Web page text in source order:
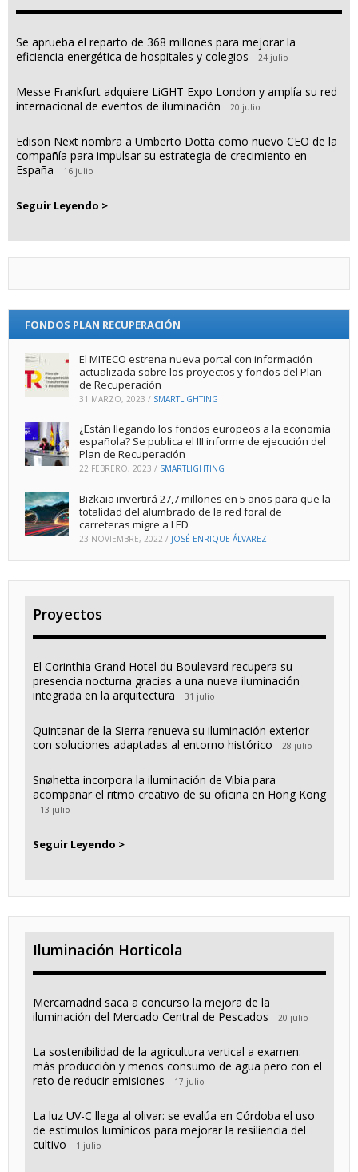
Se aprueba el reparto de 368 millones para mejorar la
eficiencia energética de hospitales y colegios
24 julio
Messe Frankfurt adquiere LiGHT Expo London y amplía su red
internacional de eventos de iluminación
20 julio
Edison Next nombra a Umberto Dotta como nuevo CEO de la
compañía para impulsar su estrategia de crecimiento en
España
16 julio
Seguir Leyendo >
FONDOS PLAN RECUPERACIÓN
El MITECO estrena nueva portal con información
actualizada sobre los proyectos y fondos del Plan
de Recuperación
31 MARZO, 2023 / SMARTLIGHTING
¿Están llegando los fondos europeos a la economía
española? Se publica el III informe de ejecución del
Plan de Recuperación
22 FEBRERO, 2023 / SMARTLIGHTING
Bizkaia invertirá 27,7 millones en 5 años para que la
totalidad del alumbrado de la red foral de
carreteras migre a LED
23 NOVIEMBRE, 2022 / JOSÉ ENRIQUE ÁLVAREZ
Proyectos
El Corinthia Grand Hotel du Boulevard recupera su
presencia nocturna gracias a una nueva iluminación
integrada en la arquitectura
31 julio
Quintanar de la Sierra renueva su iluminación exterior
con soluciones adaptadas al entorno histórico
28 julio
Snøhetta incorpora la iluminación de Vibia para
acompañar el ritmo creativo de su oficina en Hong Kong
13 julio
Seguir Leyendo >
Iluminación Horticola
Mercamadrid saca a concurso la mejora de la
iluminación del Mercado Central de Pescados
20 julio
La sostenibilidad de la agricultura vertical a examen:
más producción y menos consumo de agua pero con el
reto de reducir emisiones
17 julio
La luz UV-C llega al olivar: se evalúa en Córdoba el uso
de estímulos lumínicos para mejorar la resiliencia del
cultivo
1 julio